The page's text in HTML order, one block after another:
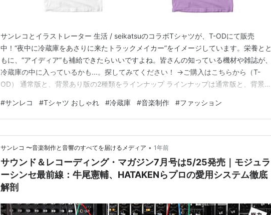
サンレコとイラストレーター 生活 / seikatsuのコラボTシャツが、T-ODにて販売
中！“夜中に冷蔵庫をあさりに来たトラックメイカー”をイメージしています。栄養とと
もに、“アイディア”も補給できたらいいですよね。皆さんの知っている機材や雑誌が、
冷蔵庫の中に入っているかも...。探してみてください！ →ご購入はこちらから（T-
OD） 通常版と、背景あり版の2種類をラインナップ ラインナップは通常版と、背景あ
サンレコ× 生活 コラボTシャツ（通常版） →ご購入はこちらから（T-OD） サンレコ×
生活 コラボTシャ…
#サンレコ #Tシャツ おしゃれ #冷蔵庫 #音楽制作 #ファッション
サンレコ 〜音楽制作と音響のすべてを届けるメディア • 1年前
サウンド＆レコーディング・マガジン7月号は5/25発売｜モジュラ
ーシンセ最前線：牛尾憲輔、HATAKENらプロの愛用システム徹底
解剖